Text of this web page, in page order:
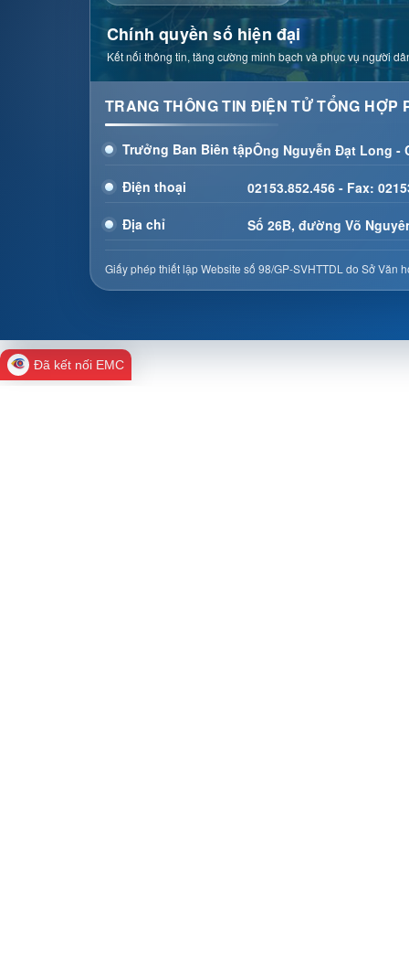
Chính quyền số hiện đại
Kết nối thông tin, tăng cường minh bạch và phục vụ người
TRANG THÔNG TIN ĐIỆN TỬ TỔNG
Trưởng Ban Biên tậpÔng Nguyễn Đạt Long -
Điện thoại
02153.852.456 - Fax:
Địa chỉ
Số 26B, đường Võ
Giấy phép thiết lập Website số 98/GP-SVHTTDL do Sở
Đã kết nối EMC